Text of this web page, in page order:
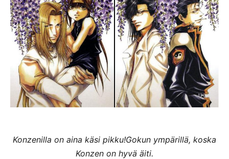
Konzenilla on aina käsi pikku!Gokun ympärillä, koska
Konzen on hyvä äiti.